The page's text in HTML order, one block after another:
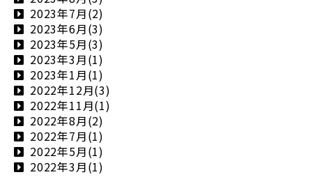
2023年7月(2)
2023年6月(3)
2023年5月(3)
2023年3月(1)
2023年1月(1)
2022年12月(3)
2022年11月(1)
2022年8月(2)
2022年7月(1)
2022年5月(1)
2022年3月(1)